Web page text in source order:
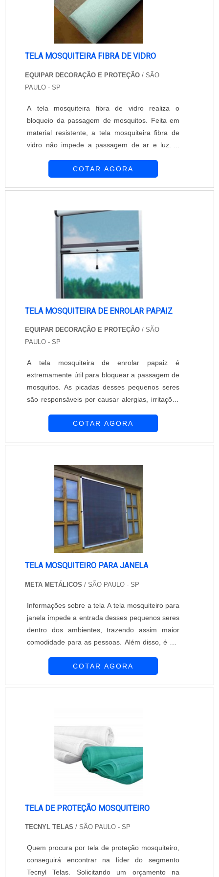
TELA MOSQUITEIRA FIBRA DE VIDRO
EQUIPAR DECORAÇÃO E PROTEÇÃO / SÃO
PAULO - SP
A tela mosquiteira fibra de vidro realiza o
bloqueio da passagem de mosquitos. Feita em
material resistente, a tela mosquiteira fibra de
vidro não impede a passagem de ar e luz. A
posição de destaque em seu segmento. É
qualificados que se dedicam para oferecer o que
mosquiteira fibra de vidro é extremamente fácil.
COTAR AGORA
TELA MOSQUITEIRA DE ENROLAR PAPAIZ
EQUIPAR DECORAÇÃO E PROTEÇÃO / SÃO
PAULO - SP
A tela mosquiteira de enrolar papaiz é
extremamente útil para bloquear a passagem de
mosquitos. As picadas desses pequenos seres
são responsáveis por causar alergias, irritações
é extremamente importante contar com a tela
necessidades apresentadas. Seus profissionais
COTAR AGORA
TELA MOSQUITEIRO PARA JANELA
META METÁLICOS / SÃO PAULO - SP
Informações sobre a tela A tela mosquiteiro para
janela impede a entrada desses pequenos seres
dentro dos ambientes, trazendo assim maior
comodidade para as pessoas. Além disso, é um
oferecer proteção, permite a passagem da luz e
COTAR AGORA
TELA DE PROTEÇÃO MOSQUITEIRO
TECNYL TELAS / SÃO PAULO - SP
Quem procura por tela de proteção mosquiteiro,
conseguirá encontrar na líder do segmento
Tecnyl Telas. Solicitando um orçamento na